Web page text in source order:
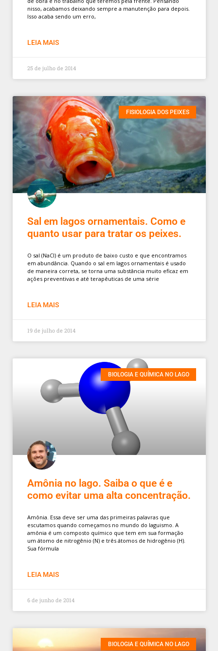
nisso, acabamos deixando sempre a manutenção para depois.
Isso acaba sendo um erro,
LEIA MAIS
25 de julho de 2014
FISIOLOGIA DOS PEIXES
Sal em lagos ornamentais. Como e
quanto usar para tratar os peixes.
O sal (NaCl) é um produto de baixo custo e que encontramos
em abundância. Quando o sal em lagos ornamentais é usado
de maneira correta, se torna uma substância muito eficaz em
ações preventivas e até terapêuticas de uma série
LEIA MAIS
19 de julho de 2014
BIOLOGIA E QUÍMICA NO LAGO
Amônia no lago. Saiba o que é e
como evitar uma alta concentração.
Amônia. Essa deve ser uma das primeiras palavras que
escutamos quando começamos no mundo do laguismo. A
amônia é um composto químico que tem em sua formação
um átomo de nitrogênio (N) e três átomos de hidrogênio (H).
Sua fórmula
LEIA MAIS
6 de junho de 2014
BIOLOGIA E QUÍMICA NO LAGO